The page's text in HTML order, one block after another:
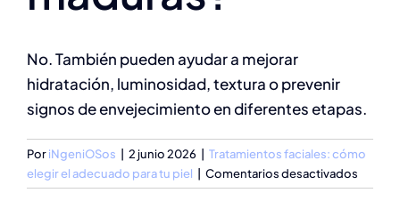
No. También pueden ayudar a mejorar
hidratación, luminosidad, textura o prevenir
signos de envejecimiento en diferentes etapas.
PoriNgeniOSos 2 junio 2026
Tratamientos faciales: cómo
elegir el adecuado para tu piel
Comentarios desactivados
¿Los